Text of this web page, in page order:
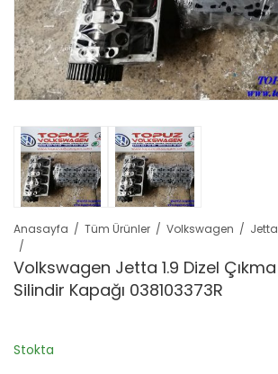
Anasayfa Tüm Ürünler Volkswagen Jetta
Volkswagen Jetta 1.9 Dizel Çıkma
Silindir Kapağı 038103373R
Stokta